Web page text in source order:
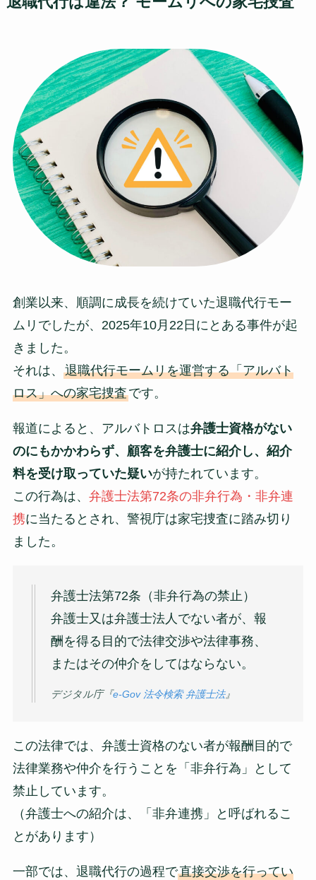
創業以来、順調に成長を続けていた退職代行モー
ムリでしたが、2025年10月22日にとある事件が起
きました。
それは、 退職代行モームリを運営する「アルバト
ロス」への家宅捜査です。
報道によると、アルバトロスは弁護士資格がない
のにもかかわらず、顧客を弁護士に紹介し、紹介
料を受け取っていた疑いが持たれています。
この行為は、 弁護士法第72条の非弁行為・非弁連
携に当たるとされ、警視庁は家宅捜査に踏み切り
ました。
弁護士法第72条（非弁行為の禁止）
弁護士又は弁護士法人でない者が、報
酬を得る目的で法律交渉や法律事務、
またはその仲介をしてはならない。
デジタル庁『e-Gov 法令検索 弁護士法』
この法律では、弁護士資格のない者が報酬目的で
法律業務や仲介を行うことを「非弁行為」として
禁止しています。
（弁護士への紹介は、「非弁連携」と呼ばれるこ
とがあります）
一部では、退職代行の過程で直接交渉を行ってい